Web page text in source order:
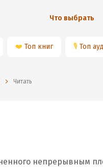
Что выбрать
❤️ Топ книг 🎙 Топ
Читать
непрерывным